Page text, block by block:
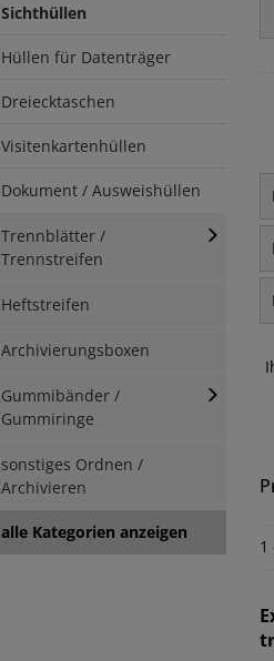
Sichthüllen
Hüllen für Datenträger
Dreiecktaschen
Visitenkartenhüllen
Dokument / Ausweishüllen
Trennblätter /
Trennstreifen
Heftstreifen
Archivierungsboxen
Gummibänder /
Gummiringe
sonstiges Ordnen /
Archivieren
alle Kategorien anzeigen
1